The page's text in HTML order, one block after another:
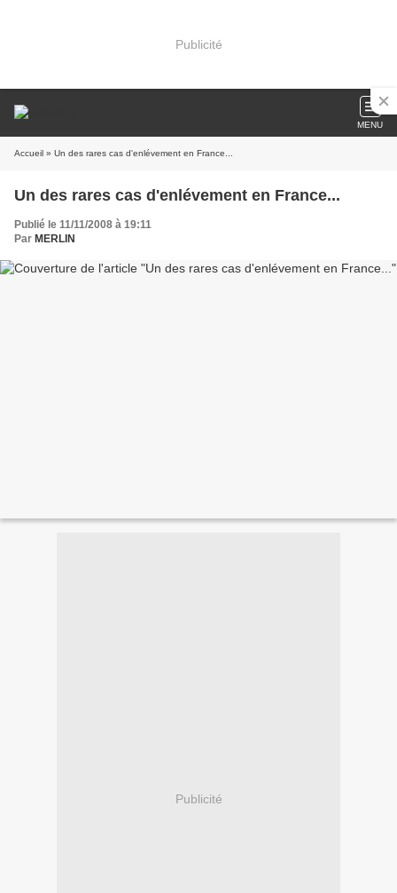
Publicité
MENU
Accueil » Un des rares cas d'enlévement en France...
Un des rares cas d'enlévement en France...
Publié le 11/11/2008 à 19:11
Par MERLIN
Publicité